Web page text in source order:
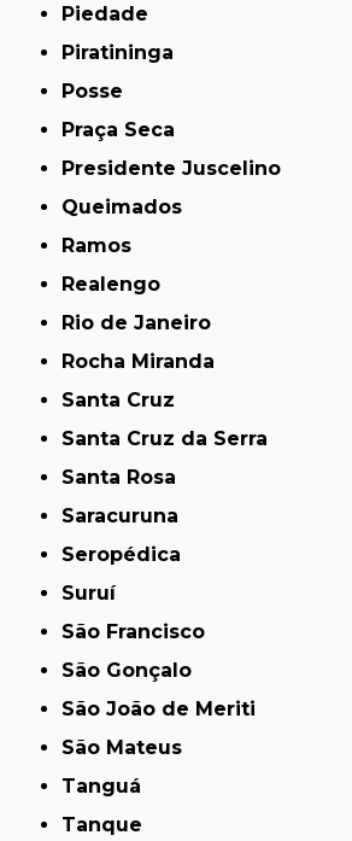
Piedade
Piratininga
Posse
Praça Seca
Presidente Juscelino
Queimados
Ramos
Realengo
Rio de Janeiro
Rocha Miranda
Santa Cruz
Santa Cruz da Serra
Santa Rosa
Saracuruna
Seropédica
Suruí
São Francisco
São Gonçalo
São João de Meriti
São Mateus
Tanguá
Tanque